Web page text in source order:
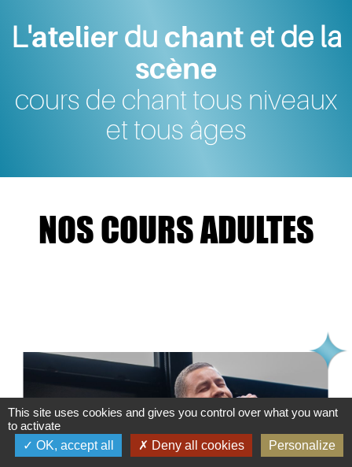
L'atelierdu chantet de la
scène
cours de chant tous niveaux
et tous âges
NOS COURS ADULTES
This site uses cookies and gives you control over what you want
to activate
OK, accept all
Deny all cookies Personalize